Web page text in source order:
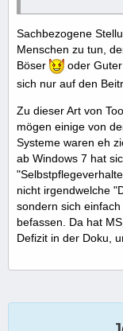
Sachbezogene
Menschen zu tun,
Böser
oder Guter
sich nur auf den
Zu dieser Art von
mögen einige von
Systeme waren eh
ab Windows 7 hat
nicht irgendwelche
sondern sich
befassen. Da hat
Defizit in der Doku,